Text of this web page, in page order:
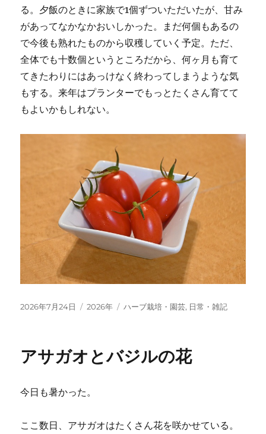
る。夕飯のときに家族で1個ずついただいたが、甘み
があってなかなかおいしかった。まだ何個もあるの
で今後も熟れたものから収穫していく予定。ただ、
全体でも十数個というところだから、何ヶ月も育て
てきたわりにはあっけなく終わってしまうような気
もする。来年はプランターでもっとたくさん育てて
もよいかもしれない。
投
2026年7月24日
カ
ー
2026年
タ
ハーブ栽培・園芸, 日常・雑記
アサガオとバジルの花
今日も暑かった。
ここ数日、アサガオはたくさん花を咲かせている。